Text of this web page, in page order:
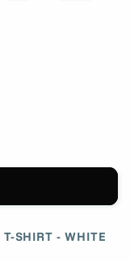
T-SHIRT - WHITE